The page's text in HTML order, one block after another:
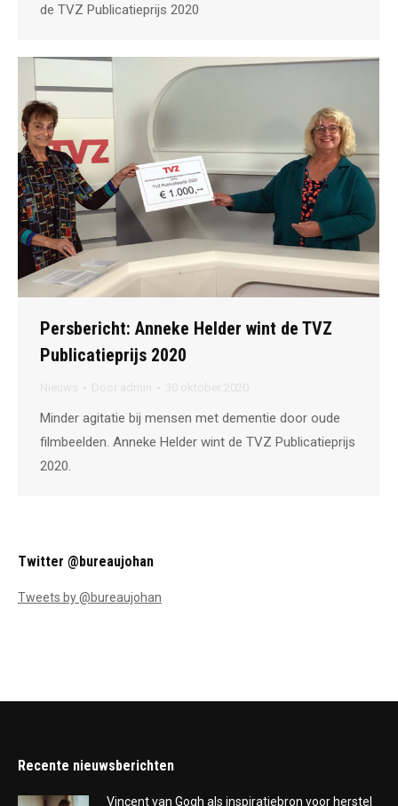
de TVZ Publicatieprijs 2020
Persbericht: Anneke Helder wint de TVZ
Publicatieprijs 2020
Minder agitatie bij mensen met dementie door oude
filmbeelden. Anneke Helder wint de TVZ Publicatieprijs
2020.
Twitter @bureaujohan
Tweets by @bureaujohan
Recente nieuwsberichten
Vincent van Gogh als inspiratiebron voor herstel